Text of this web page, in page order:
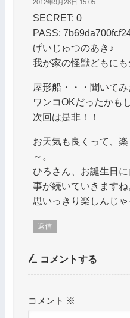
2012年9月28日 15:05
SECRET: 0
PASS:
げいじゅつのあき♪
我が家の怪獣どもに
屋形船・・・聞いてみ
ワンコOKだったかも
次回は是非！！
お天気も良くって、
～。
ひろさん、お誕生日
事が続いていきますね
思いっきり楽しんじ
返信
コメントする
コメント ※